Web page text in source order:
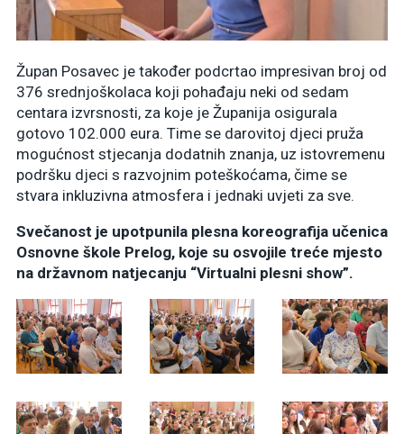
Župan Posavec je također podcrtao impresivan broj od
376 srednjoškolaca koji pohađaju neki od sedam
centara izvrsnosti, za koje je Županija osigurala
gotovo 102.000 eura. Time se darovitoj djeci pruža
mogućnost stjecanja dodatnih znanja, uz istovremenu
podršku djeci s razvojnim poteškoćama, čime se
stvara inkluzivna atmosfera i jednaki uvjeti za sve.
Svečanost je upotpunila plesna koreografija učenica
Osnovne škole Prelog, koje su osvojile treće mjesto
na državnom natjecanju “Virtualni plesni show”.